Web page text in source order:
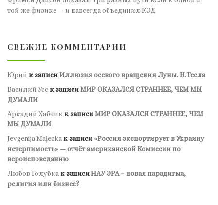
той же физике — и навсегда объединил КЭД
СВЕЖИЕ КОММЕНТАРИИ
Юрий к записиИллюзия осевого вращения Луны. Н.Тесла
Василий Усс к записиМИР ОКАЗАЛСЯ СТРАННЕЕ, ЧЕМ МЫ
ДУМАЛИ
Аркадий Хабчик к записиМИР ОКАЗАЛСЯ СТРАННЕЕ, ЧЕМ
МЫ ДУМАЛИ
Jevgenija Maļecka к записи«Россия экспортирует в Украину
нетерпимость» — отчёт американской Комиссии по
вероисповеданию
Любов Голубка к записиНАУ ЭРА – новая парадигма,
религия или бизнес?